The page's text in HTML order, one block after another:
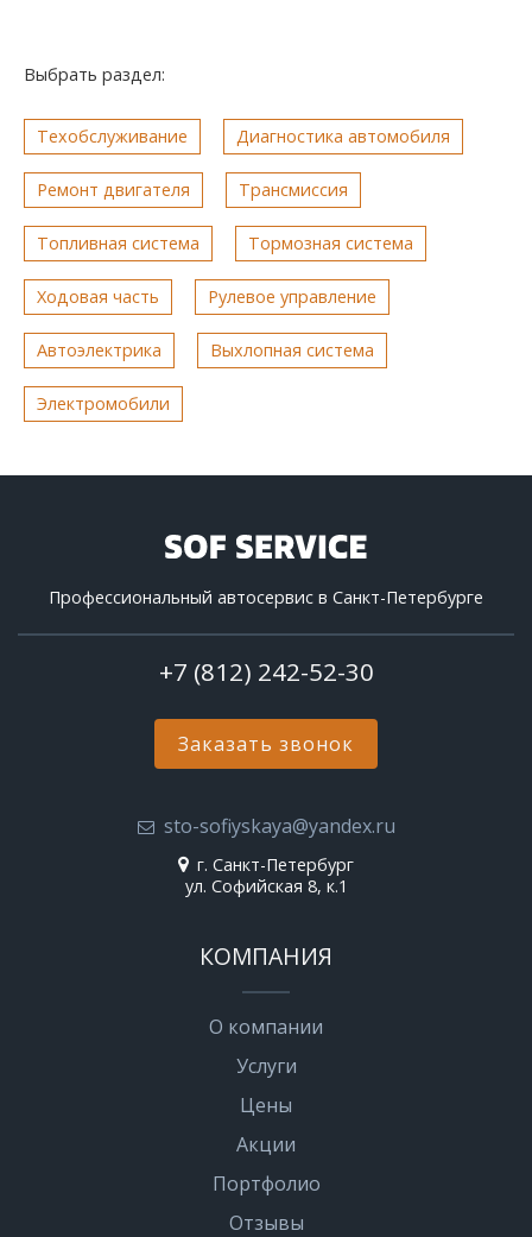
Выбрать раздел:
Техобслуживание Диагностика автомобиля
Ремонт двигателя Трансмиссия
Топливная система Тормозная система
Ходовая часть Рулевое управление
Автоэлектрика Выхлопная система
Электромобили
Профессиональный автосервис в Санкт-Петербурге
+7 (812) 242-52-30
Заказать звонок
sto-sofiyskaya@yandex.ru
г. Санкт-Петербург
ул. Софийская 8, к.1
КОМПАНИЯ
О компании
Услуги
Цены
Акции
Портфолио
Отзывы